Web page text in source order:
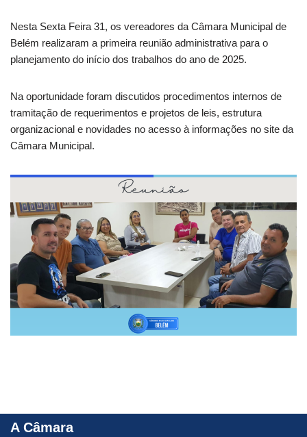
Nesta Sexta Feira 31, os vereadores da Câmara Municipal de
Belém realizaram a primeira reunião administrativa para o
planejamento do início dos trabalhos do ano de 2025.
Na oportunidade foram discutidos procedimentos internos de
tramitação de requerimentos e projetos de leis, estrutura
organizacional e novidades no acesso à informações no site da
Câmara Municipal.
A Câmara